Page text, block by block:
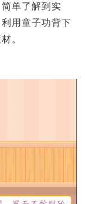
单了解到实
用童子功背下
。